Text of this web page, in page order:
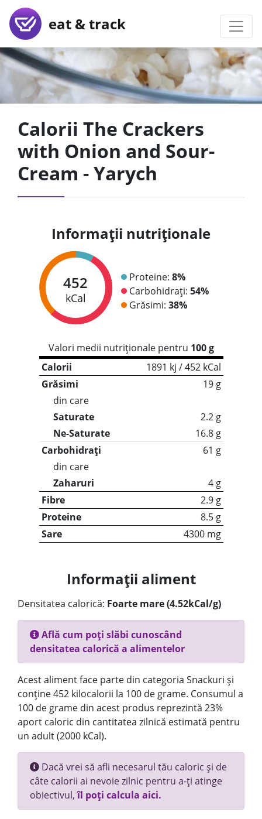
eat & track
Calorii The Crackers
with Onion and Sour-
Cream - Yarych
Informații nutriționale
452
kCal
Proteine: 8%
Carbohidrați: 54%
Grăsimi: 38%
Valori medii nutriționale pentru 100 g
Calorii
1891 kj / 452 kCal
Grăsimi
19 g
din care
Saturate
2.2 g
Ne-Saturate
16.8 g
Carbohidrați
61 g
din care
Zaharuri
4 g
Fibre
2.9 g
Proteine
8.5 g
Sare
4300 mg
Informații aliment
Densitatea calorică: Foarte mare (4.52kCal/g)
Află cum poți slăbi cunoscând
densitatea calorică a alimentelor
Acest aliment face parte din categoria Snackuri și
conține 452 kilocalorii la 100 de grame. Consumul a
100 de grame din acest produs reprezintă 23%
aport caloric din cantitatea zilnică estimată pentru
un adult (2000 kCal).
Dacă vrei să afli necesarul tău caloric și de
câte calorii ai nevoie zilnic pentru a-ți atinge
obiectivul,îl poți calcula aici.